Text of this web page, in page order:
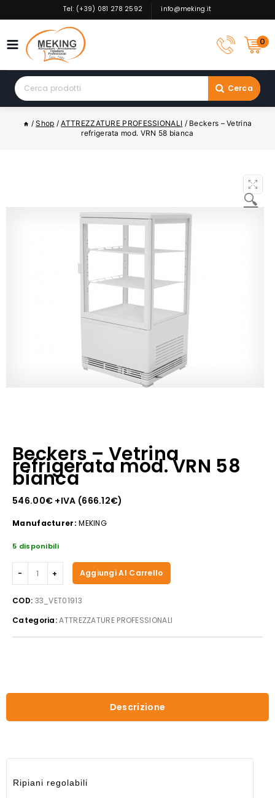
to
Tel: (+39) 081 278 2592 info@meking.it
0
Search
for:
Cerca
/ Shop / ATTREZZATURE PROFESSIONALI / Beckers – Vetrina
refrigerata mod. VRN 58 bianca
🔍
Beckers – Vetrina
refrigerata mod. VRN 58
bianca
546.00€ +IVA (666.12€)
Manufacturer: MEKING
5 disponibili
Beckers
-
Vetrina
mod.
VRN
Aggiungi Al Carrello
COD: 33_VET01913
Categoria:ATTREZZATURE PROFESSIONALI
Descrizione
Ripiani regolabili